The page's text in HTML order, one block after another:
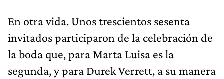
En otra vida. Unos trescientos sesenta
invitados participaron de la celebración de
la boda que, para Marta Luisa es la
segunda, y para Durek Verrett, a su manera